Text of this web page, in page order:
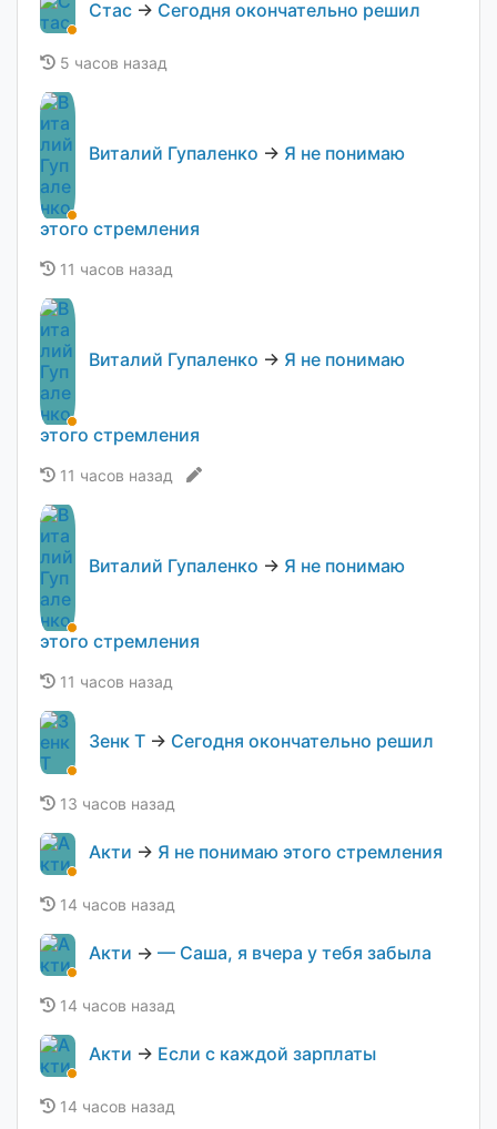
Стас → Сегодня окончательно решил
5 часов назад
Виталий Гупаленко → Я не понимаю
этого стремления
11 часов назад
Виталий Гупаленко → Я не понимаю
этого стремления
11 часов назад
Виталий Гупаленко → Я не понимаю
этого стремления
11 часов назад
Зенк Т → Сегодня окончательно решил
13 часов назад
Акти → Я не понимаю этого стремления
14 часов назад
Акти → — Саша, я вчера у тебя забыла
14 часов назад
Акти → Если с каждой зарплаты
14 часов назад